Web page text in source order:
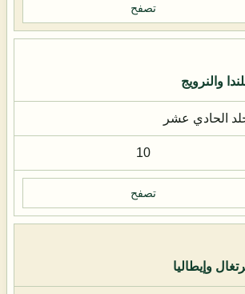
تصفح
والنرويج
الحادي عشر
10
تصفح
وإيطاليا